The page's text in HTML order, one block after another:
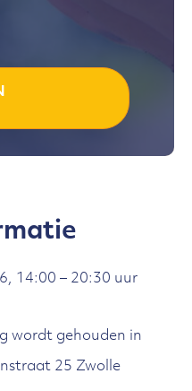
14:00 – 20:30 uur
wordt gehouden in
25 Zwolle